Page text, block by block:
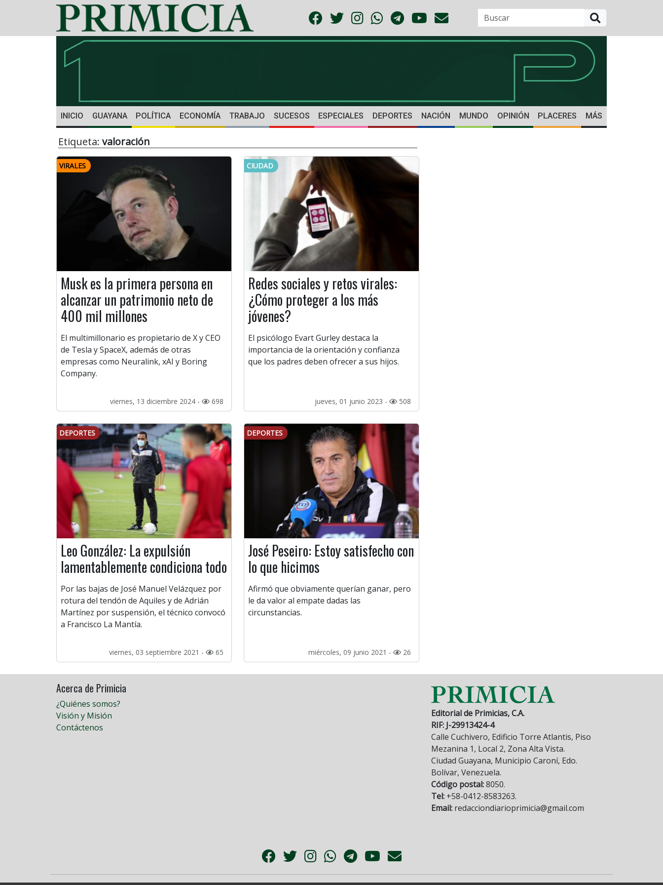
INICIO GUAYANA POLÍTICA ECONOMÍA TRABAJO SUCESOS ESPECIALES DEPORTES NACIÓN MUNDO OPINIÓN PLACERES MÁS
Etiqueta: valoración
VIRALES
Musk es la primera persona en
alcanzar un patrimonio neto de
400 mil millones
El multimillonario es propietario de X y CEO
de Tesla y SpaceX, además de otras
empresas como Neuralink, xAI y Boring
Company.
viernes, 13 diciembre 2024 - 698
CIUDAD
Redes sociales y retos virales:
¿Cómo proteger a los más
jóvenes?
El psicólogo Evart Gurley destaca la
importancia de la orientación y confianza
que los padres deben ofrecer a sus hijos.
jueves, 01 junio 2023 - 508
DEPORTES
Leo González: La expulsión
lamentablemente condiciona todo
Por las bajas de José Manuel Velázquez por
rotura del tendón de Aquiles y de Adrián
Martínez por suspensión, el técnico convocó
a Francisco La Mantía.
viernes, 03 septiembre 2021 - 65
DEPORTES
José Peseiro: Estoy satisfecho con
lo que hicimos
Afirmó que obviamente querían ganar, pero
le da valor al empate dadas las
circunstancias.
miércoles, 09 junio 2021 - 26
Acerca de Primicia
¿Quiénes somos?
Visión y Misión
Contáctenos
Editorial de Primicias, C.A.
RIF: J-29913424-4
Calle Cuchivero, Edificio Torre Atlantis, Piso
Mezanina 1, Local 2, Zona Alta Vista.
Ciudad Guayana, Municipio Caroní, Edo.
Bolívar, Venezuela.
Código postal:8050.
Tel: +58-0412-8583263.
Email: redacciondiarioprimicia@gmail.com